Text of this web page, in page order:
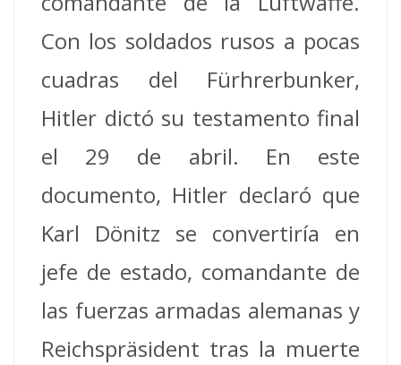
Con los soldados rusos a pocas
cuadras del Fürhrerbunker,
Hitler dictó su testamento final
el 29 de abril. En este
documento, Hitler declaró que
Karl Dönitz se convertiría en
jefe de estado, comandante de
las fuerzas armadas alemanas y
Reichspräsident tras la muerte